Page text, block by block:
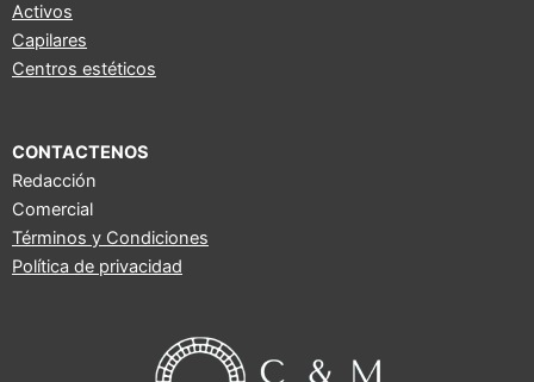
Activos
Capilares
Centros estéticos
CONTACTENOS
Redacción
Comercial
Términos y Condiciones
Política de privacidad